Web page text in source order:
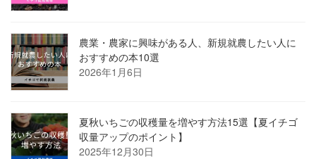
農業・農家に興味がある人、新規就農したい人に
おすすめの本10選
2026年1月6日
夏秋いちごの収穫量を増やす方法15選【夏イチゴ
収量アップのポイント】
2025年12月30日